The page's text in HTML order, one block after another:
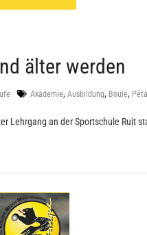
älter werden
Akademie, Ausbildung, Boule,
Lehrgang an der Sportschule Ruit